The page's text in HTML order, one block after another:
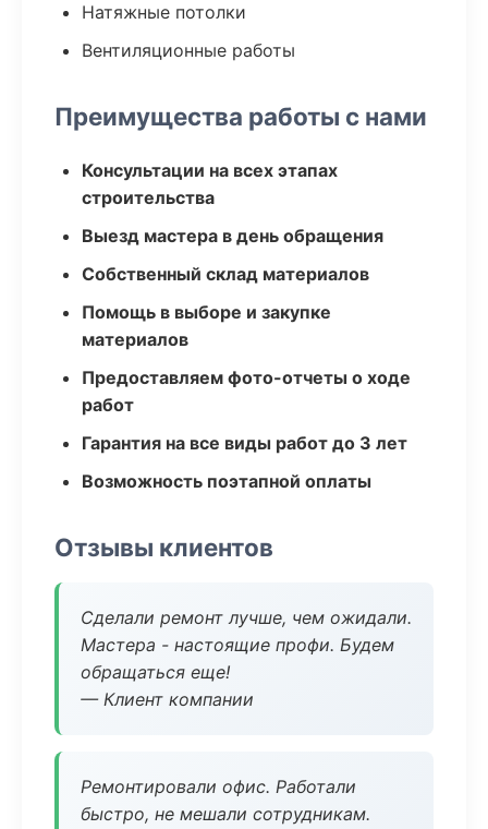
Натяжные потолки
Вентиляционные работы
Преимущества работы с нами
Консультации на всех этапах
строительства
Выезд мастера в день обращения
Собственный склад материалов
Помощь в выборе и закупке
материалов
Предоставляем фото-отчеты о ходе
работ
Гарантия на все виды работ до 3 лет
Возможность поэтапной оплаты
Отзывы клиентов
Сделали ремонт лучше, чем ожидали.
Мастера - настоящие профи. Будем
обращаться еще!
— Клиент компании
Ремонтировали офис. Работали
быстро, не мешали сотрудникам.